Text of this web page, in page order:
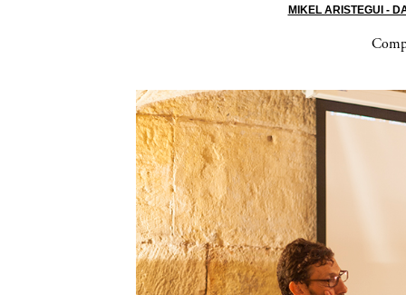
MIKEL ARISTEGUI -